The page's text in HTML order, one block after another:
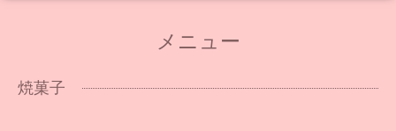
メニュー
焼菓子